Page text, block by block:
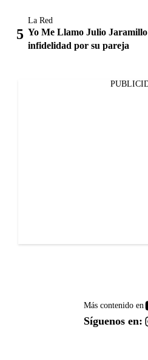
La Red
Yo Me Llamo Julio
infidelidad por su pareja
Más contenido en
Síguenos en: